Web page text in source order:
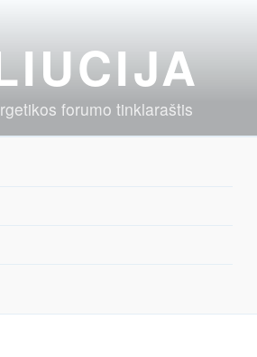
forumo tinklaraštis